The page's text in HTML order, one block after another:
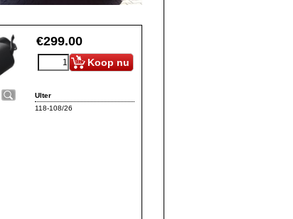
€299.00
Koop nu
Ulter
118-108/26